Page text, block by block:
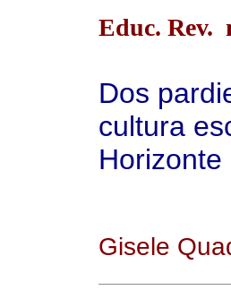
Educ. Rev.
Dos
cultura
Gisele